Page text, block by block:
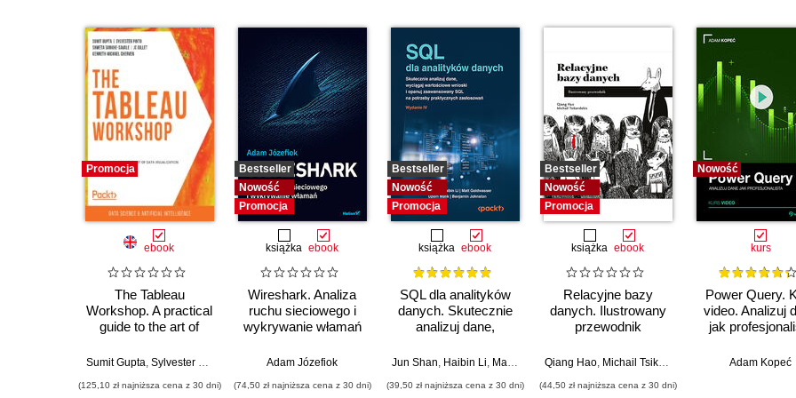
Promocja
ebook
The Tableau
Workshop. A practical
guide to the art of
Tableau
Sumit Gupta, Sylvester Pinto Shweta Savale,JC Gillet Kenneth Michael Cherven
(125,10 zł najniższa cena z 30 dni)
Bestseller
Nowość
Promocja
książka ebook
Wireshark. Analiza
ruchu sieciowego i
wykrywanie włamań
Adam Józefiok
(74,50 zł najniższa cena z 30 dni)
Bestseller
Nowość
Promocja
książka ebook
SQL dla analityków
danych. Skutecznie
analizuj dane,
wartościowe wnioski i
zaawansowany SQL
Jun Shan, Haibin Li, Matt Goldwasser , Upom Malik ,Benjamin Johnston
(39,50 zł najniższa cena z 30 dni)
Bestseller
Nowość
Promocja
książka ebook
Relacyjne bazy
danych. Ilustrowany
przewodnik
Qiang Hao, Michail Tsikerdekis
(44,50 zł najniższa cena z 30 dni)
Nowość
kurs
Power Query.
video. Analizuj
jak
Adam Kopeć